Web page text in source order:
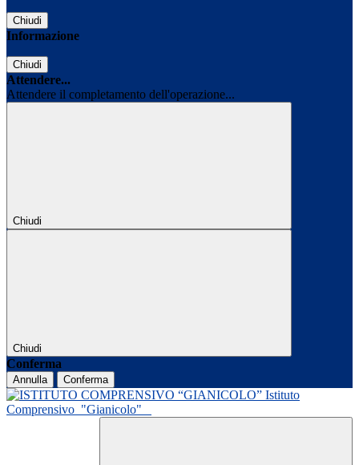
Chiudi
Informazione
Chiudi
Attendere...
Attendere il completamento dell'operazione...
Chiudi
Chiudi
Conferma
Annulla Conferma
Istituto
Comprensivo "Gianicolo"